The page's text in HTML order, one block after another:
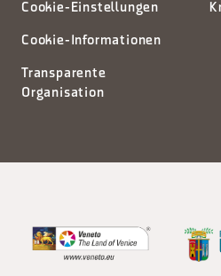
Cookie-Einstellungen
Cookie-Informationen
Transparente
Organisation